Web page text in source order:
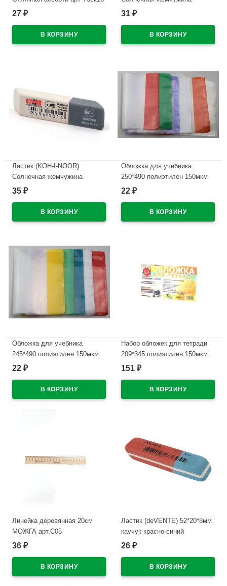
11775
27 ₽
(Sunpearl) 41*14*8мм
31 ₽
Ластик (KOH-I-NOOR)
Солнечная жемчужина
(Sunpearl) 60*13мм
35 ₽
Обложка для учебника
250*490 полиэтилен 150мкм
универсальная М арт У 25
22 ₽
Обложка для учебника
245*490 полиэтилен 150мкм
универсальная М арт У 245
22 ₽
Набор обложек для тетради
209*345 полиэтилен 150мкм
10 штук в наборе арт Т150-10
151 ₽
Линейка деревянная 20см
МОЖГА арт.С05
В наличии
36 ₽
Ластик (deVENTE) 52*20*8мм
каучук красно-синий
арт.4070707
26 ₽